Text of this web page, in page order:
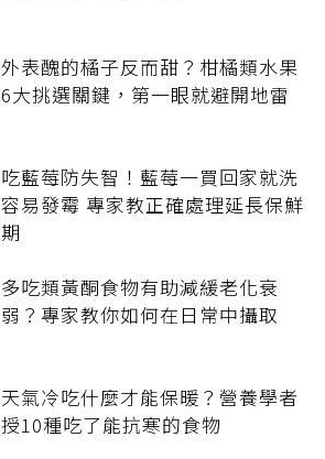
外表醜的橘子反而甜？柑橘類水果
6大挑選關鍵，第一眼就避開地雷
吃藍莓防失智！藍莓一買回家就洗
容易發霉 專家教正確處理延長保鮮
期
多吃類黃酮食物有助減緩老化衰
弱？專家教你如何在日常中攝取
天氣冷吃什麼才能保暖？營養學者
授10種吃了能抗寒的食物